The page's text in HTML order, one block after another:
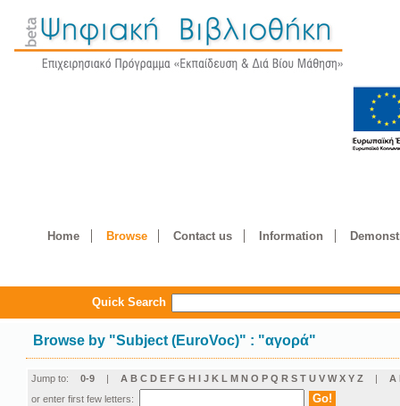
Home Browse Contact us Information
Quick Search
Browse by "Subject (EuroVoc)" : "αγορά"
Jump to: 0-9 | A B C D E F G H I J K L M N O P Q R S T U V W X Y Z | Α
or enter first few letters: